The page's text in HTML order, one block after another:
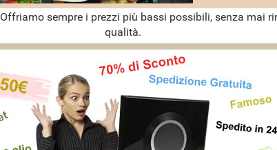
Offriamo sempre i prezzi più bassi possibili, senza mai
qualità.